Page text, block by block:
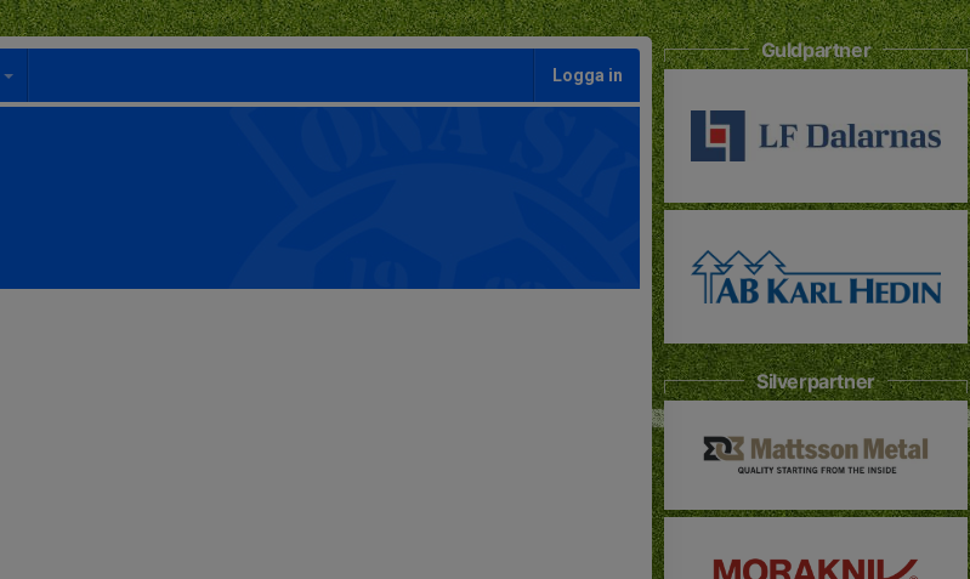
Logga in
Guldpartner
Silverpartner